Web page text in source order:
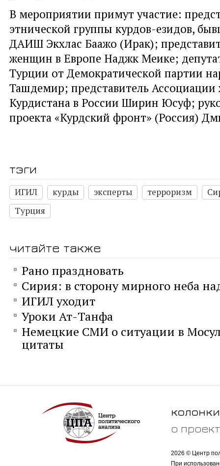
В мероприятии примут участие:
этнической группы курдов-езидов,
ДАИШ Экхлас Баажо (Ирак);
женщин в Европе Наджк Меике;
Турции от Демократической партии
Ташдемир; представитель
Курдистана в России Ширин Юсуф;
проекта «Курдский фронт» (Россия)
тэги
ИГИЛ курды эксперты терроризм
Турция
читайте также
Рано праздновать
Сирия: в сторону мирного неба
ИГИЛ уходит
Уроки Ат-Танфа
Немецкие СМИ о ситуации в
цитаты
колонки
о
2026 © Центр
При